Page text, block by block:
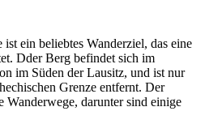
ein beliebtes Wanderziel, das eine
Dder Berg befindet sich im
im Süden der Lausitz, und ist nur
Grenze entfernt. Der
Wanderwege, darunter sind einige